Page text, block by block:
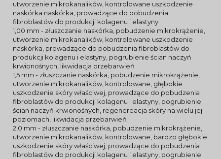
utworzenie mikrokanalików, kontrolowane uszkodzenie
naskórka naskórka, prowadzące do pobudzenia
fibroblastów do produkcji kolagenu i elastyny
1,00 mm - złuszczanie naskórka, pobudzenie mikrokrążenie,
utworzenie mikrokanalików, kontrolowane uszkodzenie
naskórka, prowadzące do pobudzenia fibroblastów do
produkcji kolagenu i elastyny, pogrubienie ścian naczyń
krwionośnych, likwidacja przebarwień
1,5 mm - złuszczanie naskórka, pobudzenie mikrokrążenie,
utworzenie mikrokanalików, kontrolowane, głębokie
uszkodzenie skóry właściwej, prowadzące do pobudzenia
fibroblastów do produkcji kolagenu i elastyny, pogrubienie
ścian naczyń krwionośnych, regenereacja skóry na wielu jej
poziomach, likwidacja przebarwień
2,0 mm - złuszczanie naskórka, pobudzenie mikrokrążenie,
utworzenie mikrokanalików, kontrolowane, bardzo głębokie
uszkodzenie skóry właściwej, prowadzące do pobudzenia
fibroblastów do produkcji kolagenu i elastyny, pogrubienie